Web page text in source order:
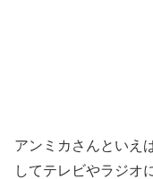
アンミカさんといえ
してテレビやラジオ